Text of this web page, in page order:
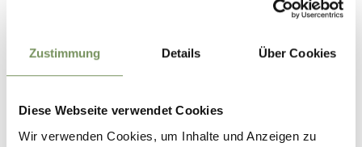
Zustimmung Details Über Cookies
Diese Webseite verwendet Cookies
Wir verwenden Cookies, um Inhalte und Anzeigen zu
Januar - Dezember
Kontakt
Gasthaus Happichl